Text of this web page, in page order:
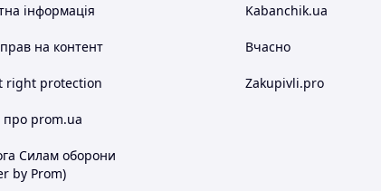
інформація
на контент
right protection
про prom.ua
Силам оборони
by Prom)
Kabanchik.ua
Вчасно
Zakupivli.pro